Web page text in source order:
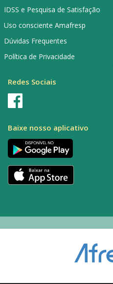
IDSS e Pesquisa de Satisfação
Uso consciente Amafresp
Dúvidas Frequentes
Política de Privacidade
Redes Sociais
Baixe nosso aplicativo